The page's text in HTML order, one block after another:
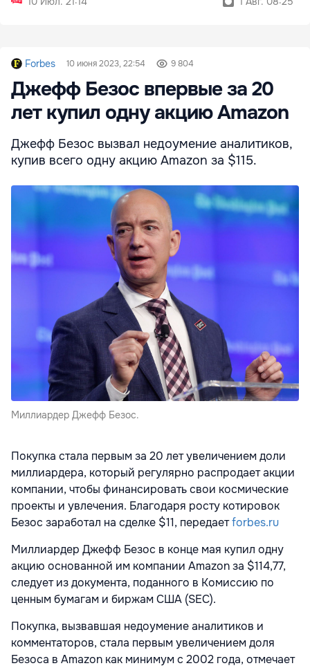
Forbes 10 июня 2023, 22:54 9 804
Джефф Безос впервые за 20
лет купил одну акцию Amazon
Джефф Безос вызвал недоумение аналитиков,
купив всего одну акцию Amazon за $115.
Миллиардер Джефф Безос.
Покупка стала первым за 20 лет увеличением доли
миллиардера, который регулярно распродает акции
компании, чтобы финансировать свои космические
проекты и увлечения. Благодаря росту котировок
Безос заработал на сделке $11, передаетforbes.ru
Миллиардер Джефф Безос в конце мая купил одну
акцию основанной им компании Amazon за $114,77,
следует из документа, поданного в Комиссию по
ценным бумагам и биржам США (SEC).
Покупка, вызвавшая недоумение аналитиков и
комментаторов, стала первым увеличением доля
Безоса в Amazon как минимум с 2002 года, отмечает